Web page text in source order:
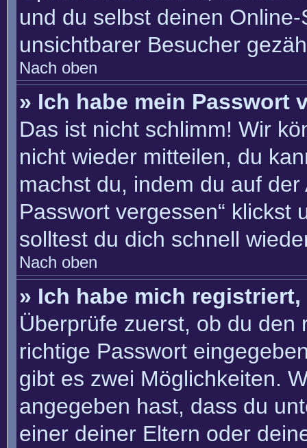
und du selbst deinen
unsichtbarer Besucher
Nach oben
» Ich habe mein Passwort
Das ist nicht schlimm! Wir
nicht wieder mitteilen, du
machst du, indem du auf
Passwort vergessen“ klickst
solltest du dich schnell
Nach oben
» Ich habe mich
Überprüfe zuerst, ob du den
richtige Passwort
gibt es zwei Möglichkeiten.
angegeben hast, dass du
einer deiner Eltern oder